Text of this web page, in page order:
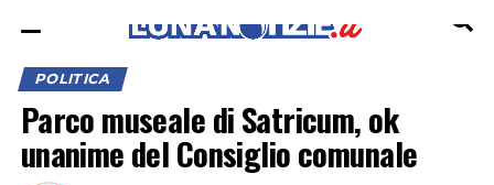
POLITICA
Parco museale di Satricum, ok
unanime del Consiglio comunale